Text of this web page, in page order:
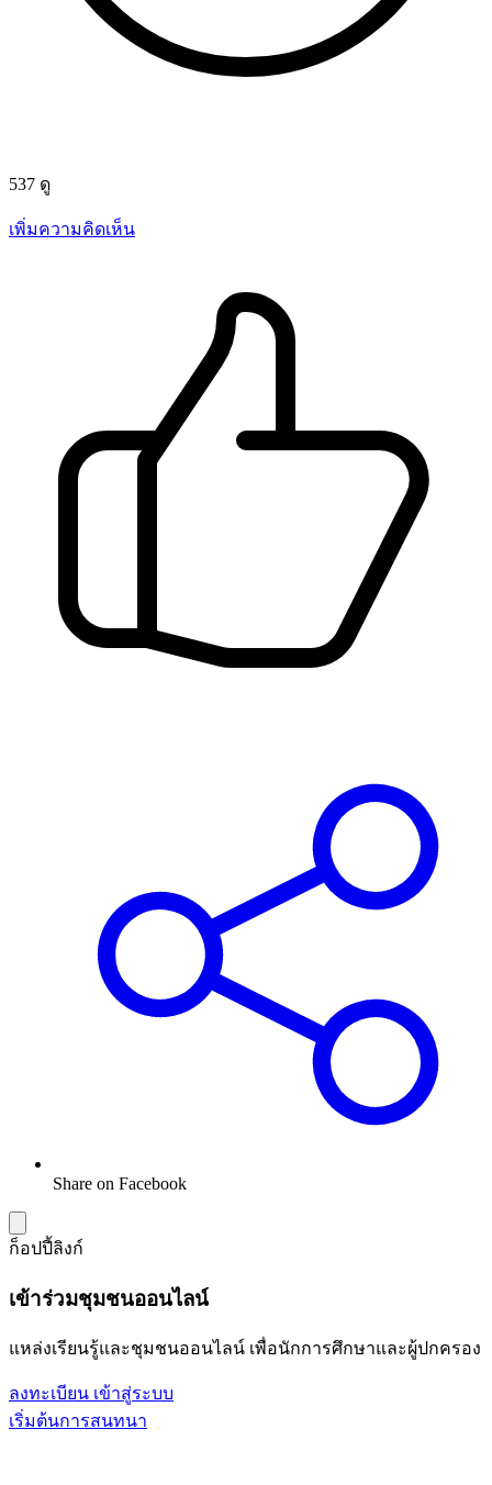
537 ดู
เพิ่มความคิดเห็น
Share on Facebook
ก็อปปี้ลิงก์
เข้าร่วมชุมชนออนไลน์
แหล่งเรียนรู้และชุมชนออนไลน์ เพื่อนักการศึกษาและผู้ปกครอง
ลงทะเบียน เข้าสู่ระบบ
เริ่มต้นการสนทนา